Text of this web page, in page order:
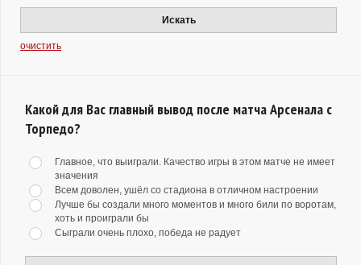
Искать
очистить
Какой для Вас главный вывод после матча Арсенала с
Торпедо?
Главное, что выиграли. Качество игры в этом матче не имеет
значения
Всем доволен, ушёл со стадиона в отличном настроении
Лучше бы создали много моментов и много били по воротам,
хоть и проиграли бы
Сыграли очень плохо, победа не радует